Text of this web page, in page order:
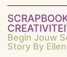
Begin Jouw
Story By Ellen